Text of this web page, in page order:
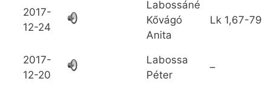
2017-
12-24
Labossáné
Kővágó
Anita
Lk 1,67-79
2017-
12-20
Labossa
Péter
–